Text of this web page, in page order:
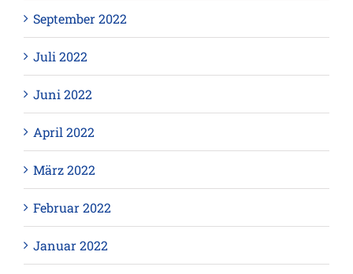
September 2022
Juli 2022
Juni 2022
April 2022
März 2022
Februar 2022
Januar 2022